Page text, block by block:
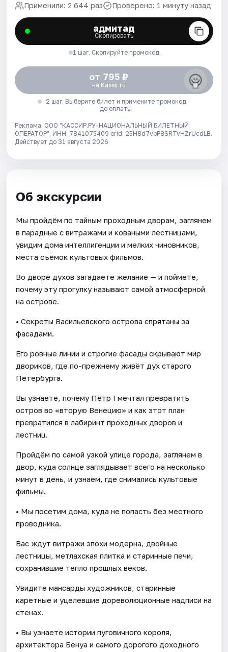
Применили: 2 644 раз Проверено: 1 минуту назад
адмитад
Скопировать
1 шаг. Скопируйте промокод
от 795 ₽
на Kassir.ru
2 шаг. Выберите билет и примените промокод
до оплаты
Реклама. ООО "КАССИР.РУ-НАЦИОНАЛЬНЫЙ БИЛЕТНЫЙ
ОПЕРАТОР", ИНН: 7841075409 erid: 25H8d7vbP8SRTvHZrUcdLB.
Действует до 31 августа 2026
Об экскурсии
Мы пройдём по тайным проходным дворам, заглянем
в парадные с витражами и коваными лестницами,
увидим дома интеллигенции и мелких чиновников,
места съёмок культовых фильмов.
Во дворе духов загадаете желание — и поймете,
почему эту прогулку называют самой атмосферной
на острове.
• Секреты Васильевского острова спрятаны за
фасадами.
Его ровные линии и строгие фасады скрывают мир
двориков, где по-прежнему живёт дух старого
Петербурга.
Вы узнаете, почему Пётр I мечтал превратить
остров во «вторую Венецию» и как этот план
превратился в лабиринт проходных дворов и
лестниц.
Пройдём по самой узкой улице города, заглянем в
двор, куда солнце заглядывает всего на несколько
минут в день, и узнаем, где снимались культовые
фильмы.
• Мы посетим дома, куда не попасть без местного
проводника.
Вас ждут витражи эпохи модерна, двойные
лестницы, метлахская плитка и старинные печи,
сохранившие тепло прошлых веков.
Увидите мансарды художников, старинные
каретные и уцелевшие дореволюционные надписи на
стенах.
• Вы узнаете истории пуговичного короля,
архитектора Бенуа и самого дорогого доходного